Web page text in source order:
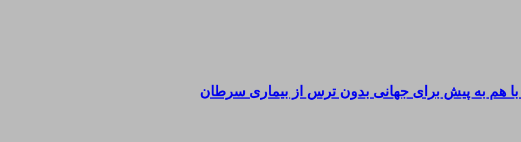
هم به پیش برای جهانی بدون ترس از بیماری سرطان